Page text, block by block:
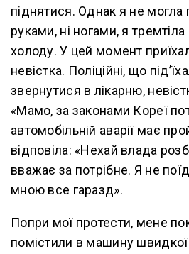
піднятися. Однак я не могла
руками, ні ногами, я тремтіла
холоду. У цей момент
невістка. Поліційні, що
звернутися в лікарню,
«Мамо, за законами Кореї
автомобільній аварії має
відповіла: «Нехай влада
вважає за потрібне. Я не
мною все гаразд».
Попри мої протести, мене
помістили в машину